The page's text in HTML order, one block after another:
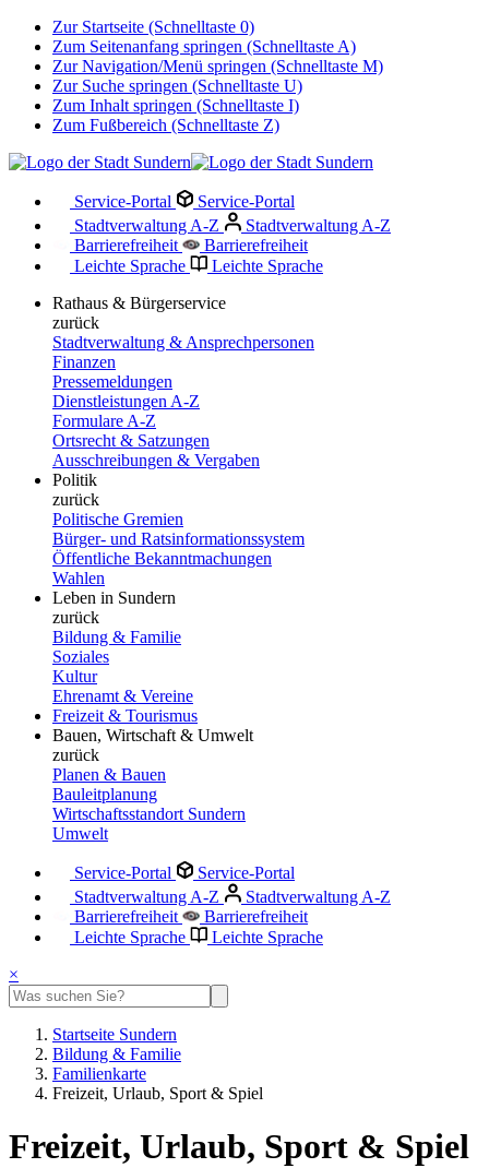
Zur Startseite (Schnelltaste 0)
Zum Seitenanfang springen (Schnelltaste A)
Zur Navigation/Menü springen (Schnelltaste M)
Zur Suche springen (Schnelltaste U)
Zum Inhalt springen (Schnelltaste I)
Zum Fußbereich (Schnelltaste Z)
Service-Portal
Service-Portal
Stadtverwaltung A-Z
Stadtverwaltung A-Z
Barrierefreiheit
Barrierefreiheit
Leichte Sprache
Leichte Sprache
Rathaus & Bürgerservice
zurück
Stadtverwaltung & Ansprechpersonen
Finanzen
Pressemeldungen
Dienstleistungen A-Z
Formulare A-Z
Ortsrecht & Satzungen
Ausschreibungen & Vergaben
Politik
zurück
Politische Gremien
Bürger- und Ratsinformationssystem
Öffentliche Bekanntmachungen
Wahlen
Leben in Sundern
zurück
Bildung & Familie
Soziales
Kultur
Ehrenamt & Vereine
Freizeit & Tourismus
Bauen, Wirtschaft & Umwelt
zurück
Planen & Bauen
Bauleitplanung
Wirtschaftsstandort Sundern
Umwelt
Service-Portal
Service-Portal
Stadtverwaltung A-Z
Stadtverwaltung A-Z
Barrierefreiheit
Barrierefreiheit
Leichte Sprache
Leichte Sprache
×
Startseite Sundern
Bildung & Familie
Familienkarte
Freizeit, Urlaub, Sport & Spiel
Freizeit, Urlaub, Sport & Spiel